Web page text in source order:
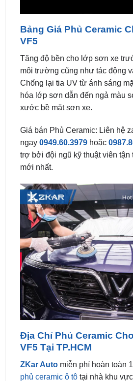
VF5
Tăng độ bền cho lớp sơn xe
môi trường cũng như tác động
Chống lại tia UV từ ánh sáng
hóa lớp sơn dẫn đến ngả màu
xước bề mặt sơn xe.
Giá bán Phủ Ceramic: Liên hệ
trợ bởi đội ngũ kỹ thuật viên tận
mới nhất.
Địa Chỉ Phủ Ceramic
VF5 Tại TP.HCM
ZKar Automiễn phí hoàn toàn
phủ ceramic ô tôtại nhà khu vực
TP. Hồ Chí Minh. Phạm vi ngoài
lòng hỗ trợ thêm chi phí. Đây là